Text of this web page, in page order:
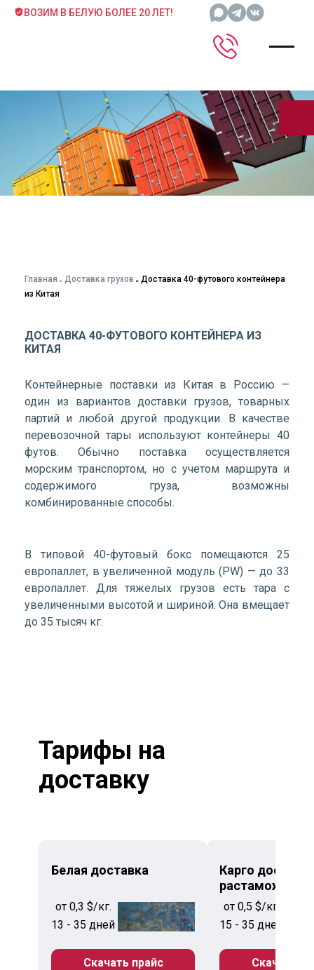
ВОЗИМ В БЕЛУЮ БОЛЕЕ 20 ЛЕТ!
ДОСТАВКА 40-ФУТОВОГО КОНТЕЙНЕРА ИЗ
КИТАЯ
Контейнерные поставки из Китая в Россию —
один из вариантов доставки грузов, товарных
партий и любой другой продукции. В качестве
перевозочной тары используют контейнеры 40
футов. Обычно поставка осуществляется
морским транспортом, но с учетом маршрута и
содержимого груза, возможны
комбинированные способы.
В типовой 40-футовый бокс помещаются 25
европаллет, в увеличенной модуль (PW) — до 33
европаллет. Для тяжелых грузов есть тара с
увеличенными высотой и шириной. Она вмещает
до 35 тысяч кг.
Тарифы на
доставку
Белая доставка
от 0,3 $/кг.
13 - 35 дней
Скачать прайс
Карго
растаможкой
от 0,5 $/кг.
15 - 35 дней
Скачать
Главная Доставка грузов
Доставка 40-футового контейнера
из Китая